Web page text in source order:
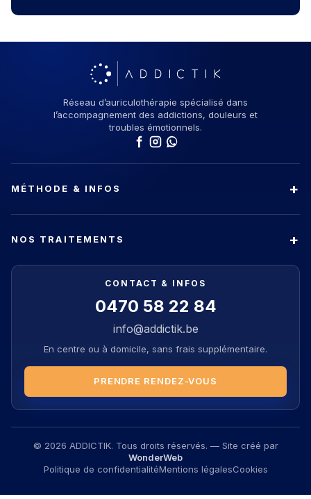
Réseau d’auriculothérapie spécialisé dans
l’accompagnement des addictions, douleurs et
troubles émotionnels.
MÉTHODE & INFOS
NOS TRAITEMENTS
CONTACT & INFOS
0470 58 22 84
info@addictik.be
En centre ou à domicile, sans frais supplémentaire.
PRENDRE RENDEZ-VOUS
© 2026 ADDICTIK. Tous droits réservés. — Site créé par
WonderWeb
Politique de confidentialitéMentions légalesCookies